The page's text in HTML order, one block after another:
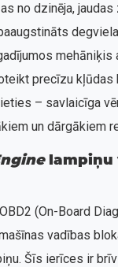
no dzinēja,
mehāniķis
precīzu kļūdas
– savlaicīga
un dārgākiem
lampiņu
(On-Board
vadības
Šīs ierīces ir